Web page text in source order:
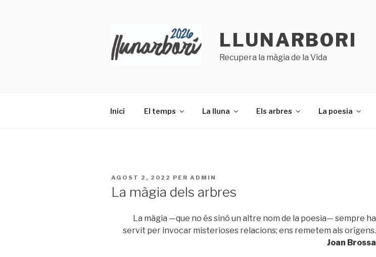
LLUNARBORI
Recupera la màgia de la Vida
Inici El temps La lluna Els arbres La poesia
PUBLICAT
AGOST 2, 2022 PER ADMIN
La màgia dels arbres
La màgia —que no és sinó un altre nom de la poesia— sempre ha
servit per invocar misterioses relacions; ens remetem als orígens.
Joan Brossa